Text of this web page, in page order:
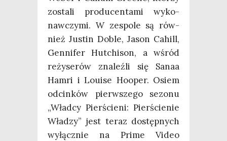
zosta­li pro­du­cen­ta­mi wyko­
naw­czy­mi. W zespo­le są rów­
nież Justin Doble, Jason Cahill,
Gen­ni­fer Hut­chi­son, a wśród
reży­se­rów zna­leź­li się Sanaa
Ham­ri i Louise Hooper. Osiem
odcin­ków pierw­sze­go sezo­nu
„Wład­cy Pier­ście­ni: Pier­ście­nie
Wła­dzy” jest teraz dostęp­nych
wyłącz­nie na Pri­me Video